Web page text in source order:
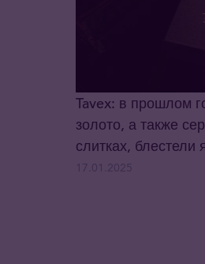
Tavex: в прошлом
золото, а также
слитках, блестели